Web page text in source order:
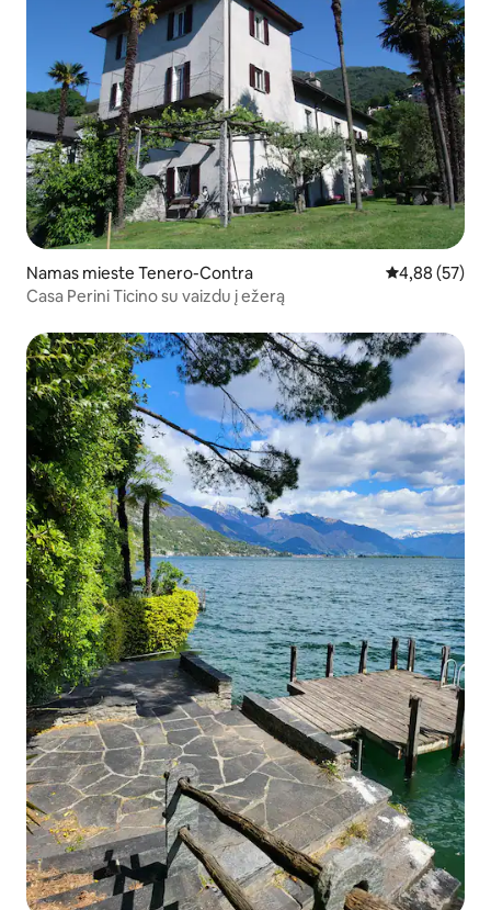
Namas mieste Tenero-Contra Vidutinis
4,88 (57)
Casa Perini Ticino su vaizdu į ežerą